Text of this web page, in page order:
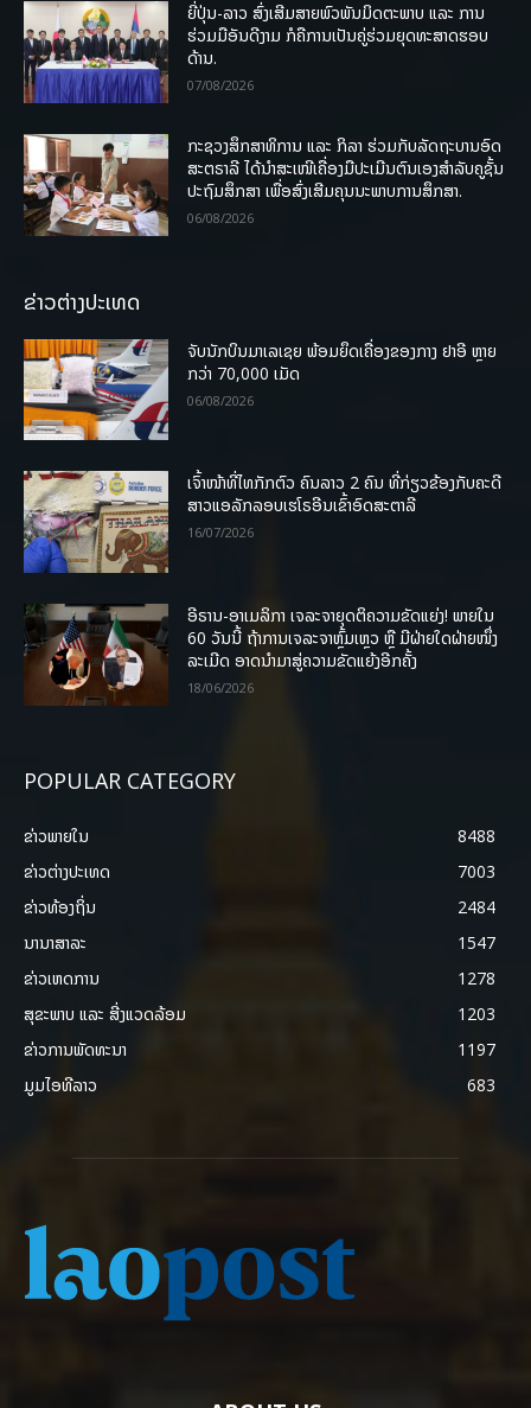
ຍີ່ປຸ່ນ-ລາວ ສົ່ງເສີມສາຍພົວພັນມິດຕະພາບ ແລະ ການ
ຮ່ວມມືອັນດີງາມ ກໍຄືການເປັນຄູ່ຮ່ວມຍຸດທະສາດຮອບ
ດ້ານ.
07/08/2026
ກະຊວງສຶກສາທິການ ແລະ ກິລາ ຮ່ວມກັບລັດຖະບານອົດ
ສະຕຣາລີ ໄດ້ນຳສະເໜີເຄື່ອງມືປະເມີນຕົນເອງສຳລັບຄູຊັ້ນ
ປະຖົມສຶກສາ ເພື່ອສົ່ງເສີມຄຸນນະພາບການສຶກສາ.
06/08/2026
ຂ່າວຕ່າງປະເທດ
ຈັບນັກບິນມາເລເຊຍ ພ້ອມຍຶດເຄື່ອງຂອງກາງ ຢາອີ ຫຼາຍ
ກວ່າ 70,000 ເມັດ
06/08/2026
ເຈົ້າໜ້າທີ່ໄທກັກຕົວ ຄົນລາວ 2 ຄົນ ທີ່ກ່ຽວຂ້ອງກັບຄະດີ
ສາວແອລັກລອບເຮໂຣອີນເຂົ້າອົດສະຕາລີ
16/07/2026
ອີຣານ-ອາເມລິກາ ເຈລະຈາຍຸດຕິຄວາມຂັດແຍ່ງ! ພາຍໃນ
60 ວັນນີ້ ຖ້າການເຈລະຈາຫຼົ້ມເຫຼວ ຫຼື ມີຝ່າຍໃດຝ່າຍໜຶ່ງ
ລະເມີດ ອາດນໍາມາສູ່ຄວາມຂັດແຍ້ງອີກຄັ້ງ
18/06/2026
POPULAR CATEGORY
ຂ່າວພາຍ​ໃນ
8488
ຂ່າວຕ່າງປະເທດ
7003
ຂ່າວທ້ອງຖິ່ນ
2484
ນານາສາລະ
1547
ຂ່າວເຫດການ
1278
ສຸຂະພາບ ແລະ ສີ່ງແວດລ້ອມ
1203
ຂ່າວການພັດທະນາ
1197
ມູມໄອທີລາວ
683